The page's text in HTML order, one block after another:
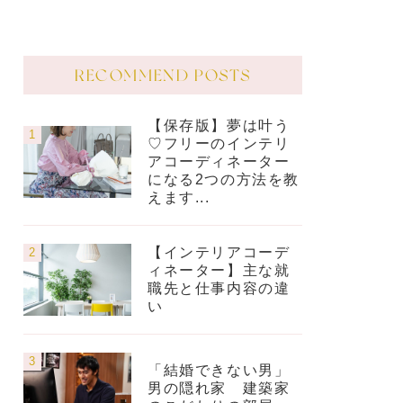
RECOMMEND POSTS
【保存版】夢は叶う
♡フリーのインテリ
アコーディネーター
になる2つの方法を教
えます...
【インテリアコーデ
ィネーター】主な就
職先と仕事内容の違
い
「結婚できない男」
男の隠れ家 建築家